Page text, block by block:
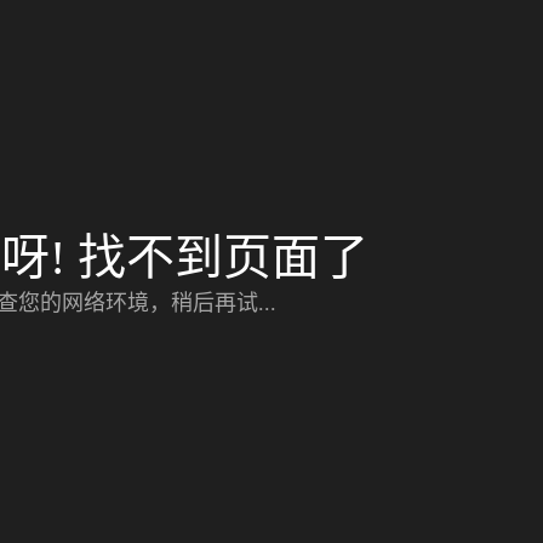
! 找不到页面了
您的网络环境，稍后再试...